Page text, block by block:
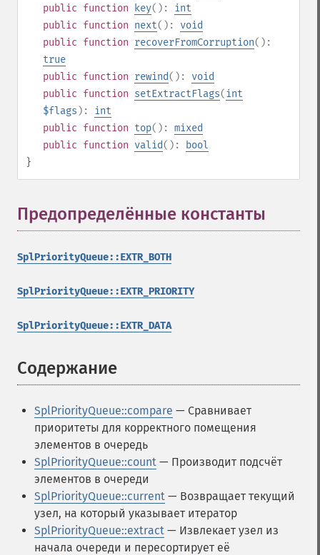
public function key(): int
public function next(): void
public function recoverFromCorruption():
true
public function rewind(): void
public function setExtractFlags(int
$flags ): int
public function top(): mixed
public function valid():
bool
}
Предопределённые константы
SplPriorityQueue::EXTR_BOTH
SplPriorityQueue::EXTR_PRIORITY
SplPriorityQueue::EXTR_DATA
Содержание
SplPriorityQueue::compare — Сравнивает
приоритеты для корректного помещения
элементов в очередь
SplPriorityQueue::count — Производит подсчёт
элементов в очереди
SplPriorityQueue::current — Возвращает текущий
узел, на который указывает итератор
SplPriorityQueue::extract — Извлекает узел из
начала очереди и пересортирует её